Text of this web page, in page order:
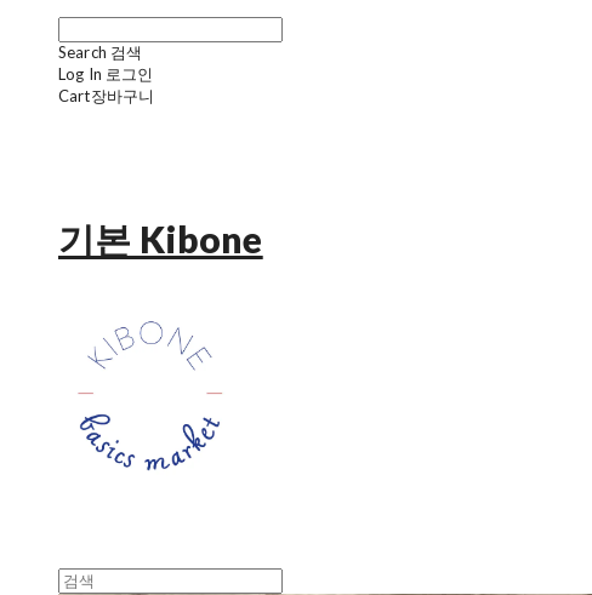
Search 검색
Log In 로그인
Cart장바구니
기본 Kibone